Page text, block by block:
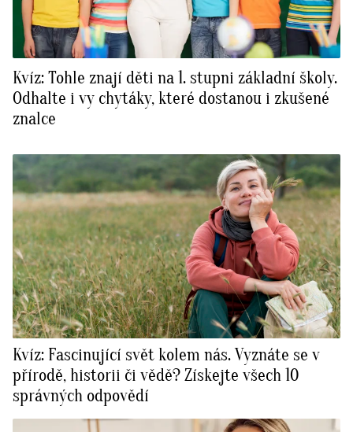
Kvíz: Tohle znají děti na 1. stupni základní školy.
Odhalte i vy chytáky, které dostanou i zkušené
znalce
Kvíz: Fascinující svět kolem nás. Vyznáte se v
přírodě, historii či vědě? Získejte všech 10
správných odpovědí